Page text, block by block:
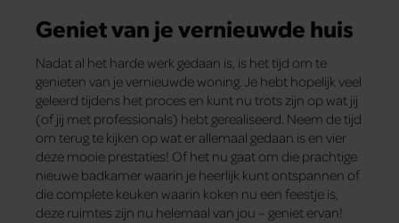
Geniet van je vernieuwde huis
Nadat al het harde werk gedaan is, is het tijd om te
genieten van je vernieuwde woning. Je hebt hopelijk veel
geleerd tijdens het proces en kunt nu trots zijn op wat jij
(of jij met professionals) hebt gerealiseerd. Neem de tijd
om terug te kijken op wat er allemaal gedaan is en vier
deze mooie prestaties! Of het nu gaat om die prachtige
nieuwe badkamer waarin je heerlijk kunt ontspannen of
die complete keuken waarin koken nu een feestje is,
deze ruimtes zijn nu helemaal van jou – geniet ervan!